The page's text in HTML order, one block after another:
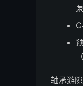
轴承游